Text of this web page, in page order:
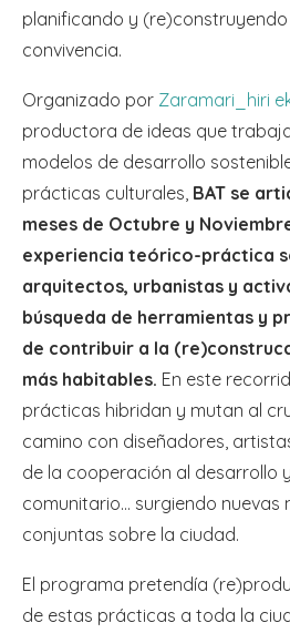
planificando y
convivencia.
Organizado por Zaramari_hiri
productora de ideas que
modelos de desarrollo
prácticas culturales, BAT se
meses de Octubre y
experiencia teórico-práctica
arquitectos, urbanistas y
búsqueda de herramientas y
de contribuir a la
más habitables. En este
prácticas hibridan y mutan al
camino con diseñadores,
de la cooperación al desarrollo
comunitario… surgiendo nuevas
conjuntas sobre la ciudad.
El programa pretendía
de estas prácticas a toda la